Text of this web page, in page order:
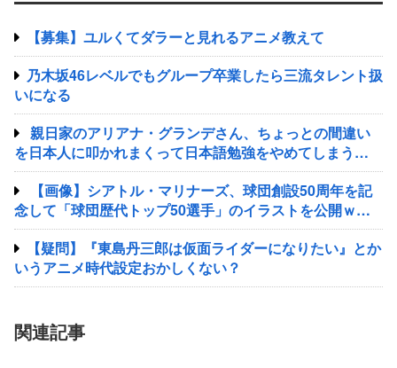
【募集】ユルくてダラーと見れるアニメ教えて
乃木坂46レベルでもグループ卒業したら三流タレント扱
いになる
親日家のアリアナ・グランデさん、ちょっとの間違い
を日本人に叩かれまくって日本語勉強をやめてしまう…
【画像】シアトル・マリナーズ、球団創設50周年を記
念して「球団歴代トップ50選手」のイラストを公開ｗｗ
ｗｗｗｗｗｗｗｗｗｗｗｗｗ
【疑問】『東島丹三郎は仮面ライダーになりたい』とか
いうアニメ時代設定おかしくない？
関連記事